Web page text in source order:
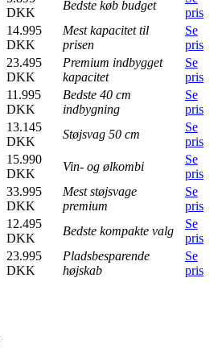
DKK
Bedste køb budget
pris
14.995
DKK
Mest kapacitet til
prisen
Se
pris
23.495
DKK
Premium indbygget
kapacitet
Se
pris
11.995
DKK
Bedste 40 cm
indbygning
Se
pris
13.145
DKK
Støjsvag 50 cm
Se
pris
15.990
DKK
Vin- og ølkombi
Se
pris
33.995
DKK
Mest støjsvage
premium
Se
pris
12.495
DKK
Bedste kompakte valg
Se
pris
23.995
DKK
Pladsbesparende
højskab
Se
pris